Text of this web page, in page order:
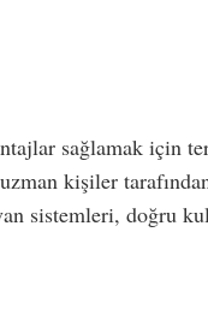
sağlamak için
kişiler
sistemleri, doğru